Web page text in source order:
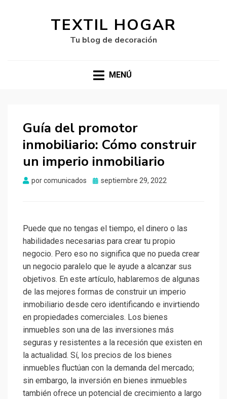
TEXTIL HOGAR
Tu blog de decoración
MENÚ
Guía del promotor
inmobiliario: Cómo construir
un imperio inmobiliario
porcomunicados
Publicado
septiembre 29, 2022
Puede que no tengas el tiempo, el dinero o las
habilidades necesarias para crear tu propio
negocio. Pero eso no significa que no pueda crear
un negocio paralelo que le ayude a alcanzar sus
objetivos. En este artículo, hablaremos de algunas
de las mejores formas de construir un imperio
inmobiliario desde cero identificando e invirtiendo
en propiedades comerciales. Los bienes
inmuebles son una de las inversiones más
seguras y resistentes a la recesión que existen en
la actualidad. Sí, los precios de los bienes
inmuebles fluctúan con la demanda del mercado;
sin embargo, la inversión en bienes inmuebles
también ofrece un potencial de crecimiento a largo